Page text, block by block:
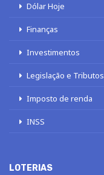
Dólar Hoje
Finanças
Investimentos
Legislação e Tributos
Imposto de renda
INSS
LOTERIAS